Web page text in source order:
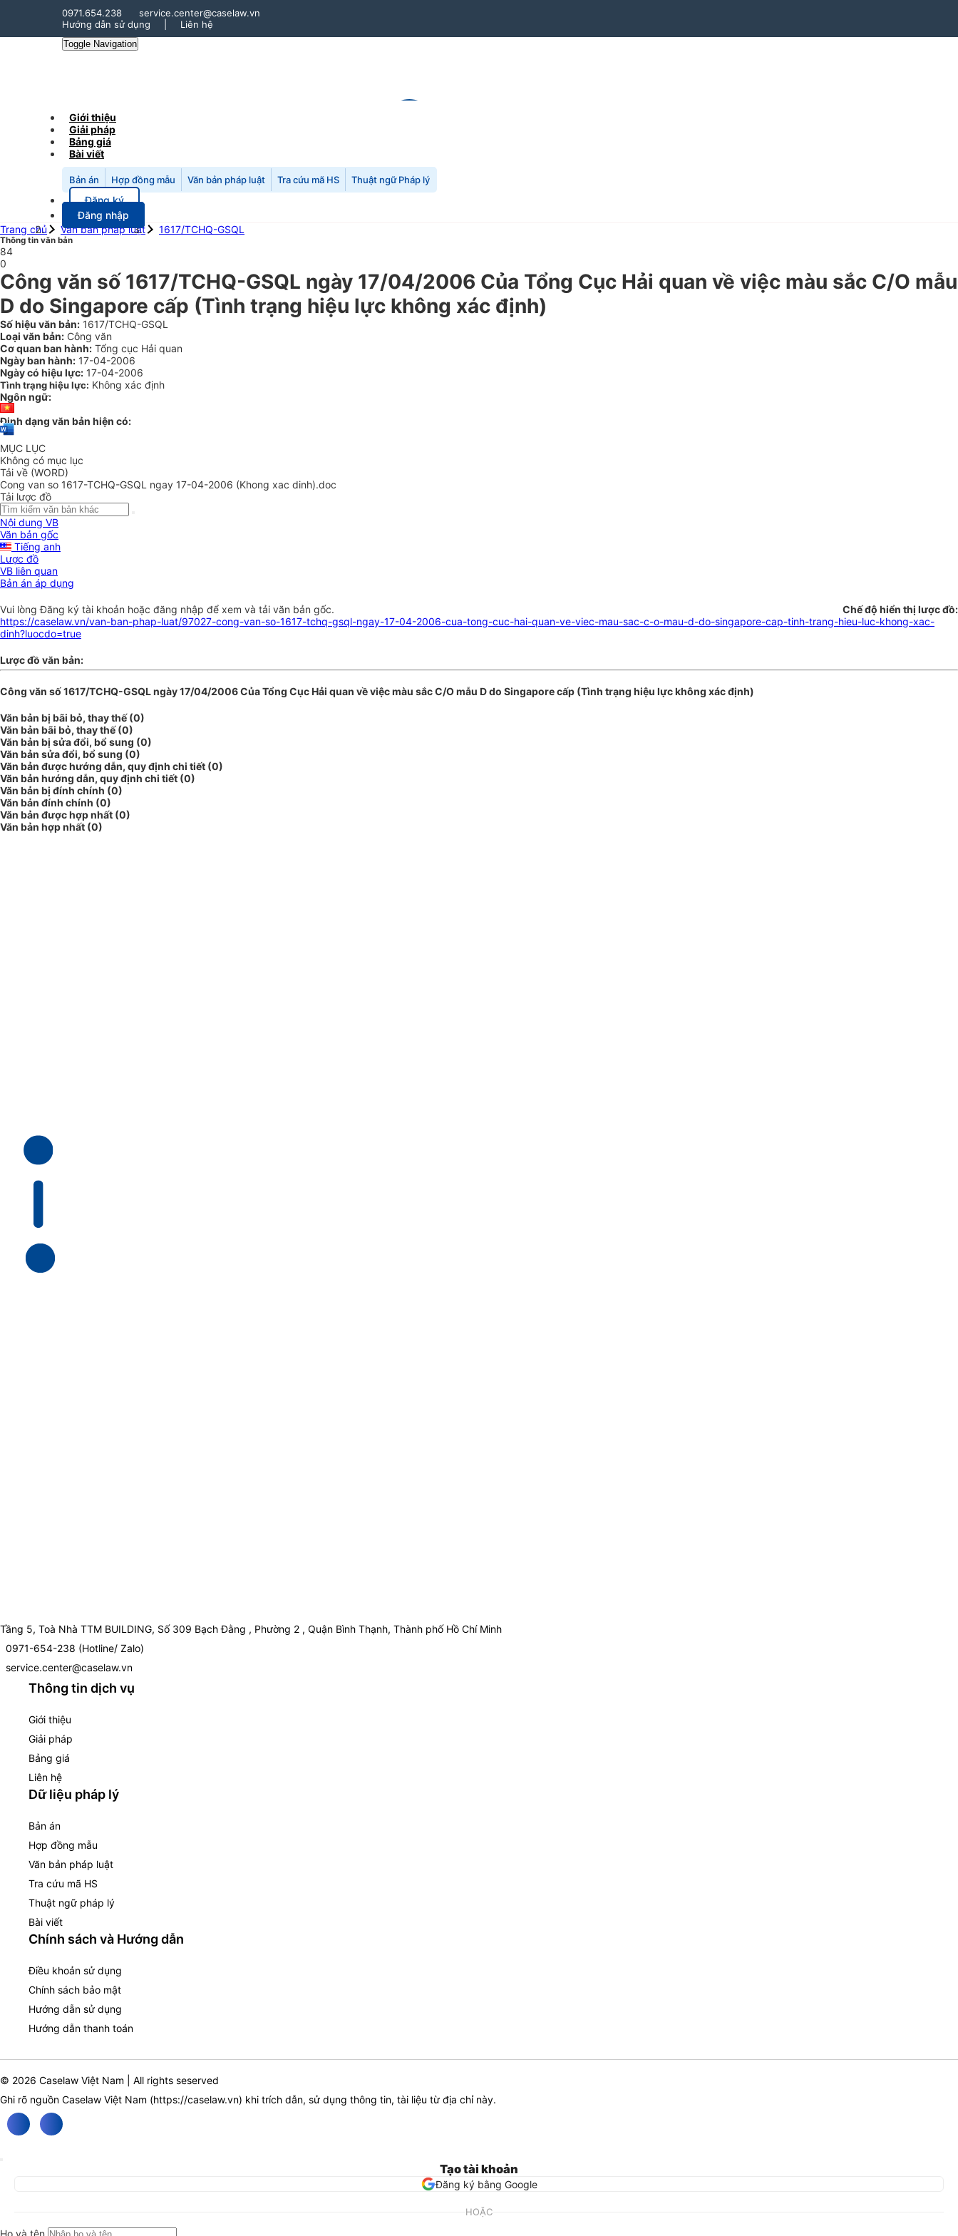
0971.654.238
service.center@caselaw.vn
Hướng dẫn sử dụng
Liên hệ
Toggle Navigation
Giới thiệu
Giải pháp
Bảng giá
Bài viết
Bản án Hợp đồng mẫu Văn bản pháp luật Tra cứu mã HS Thuật ngữ Pháp lý
Đăng ký
Đăng nhập
Trang chủ
Văn bản pháp luật 1617/TCHQ-GSQL
Thông tin văn bản
84
0
Công văn số 1617/TCHQ-GSQL ngày 17/04/2006 Của Tổng Cục Hải quan về việc màu sắc C/O mẫu
D do Singapore cấp (Tình trạng hiệu lực không xác định)
Số hiệu văn bản: 1617/TCHQ-GSQL
Loại văn bản: Công văn
Cơ quan ban hành: Tổng cục Hải quan
Ngày ban hành: 17-04-2006
Ngày có hiệu lực: 17-04-2006
Tình trạng hiệu lực: Không xác định
Ngôn ngữ:
Định dạng văn bản hiện có:
MỤC LỤC
Không có mục lục
Tải về (WORD)
Cong van so 1617-TCHQ-GSQL ngay 17-04-2006 (Khong xac dinh).doc
Tải lược đồ
Nội dung VB
Văn bản gốc
Tiếng anh
Lược đồ
VB liên quan
Bản án áp dụng
Chế độ hiển thị lược đồ:
Vui lòngĐăng ký tài khoản hoặc đăng nhập để xem và tải văn bản gốc.
https://caselaw.vn/van-ban-phap-luat/97027-cong-van-so-1617-tchq-gsql-ngay-17-04-2006-cua-tong-cuc-hai-quan-ve-viec-mau-sac-c-o-mau-d-do-singapore-cap-tinh-trang-hieu-luc-khong-xac-
dinh?luocdo=true
Lược đồ văn bản:
Công văn số 1617/TCHQ-GSQL ngày 17/04/2006 Của Tổng Cục Hải quan về việc màu sắc C/O mẫu D do Singapore cấp (Tình trạng hiệu lực không xác định)
Văn bản bị bãi bỏ, thay thế (0)
Văn bản bãi bỏ, thay thế (0)
Văn bản bị sửa đổi, bổ sung (0)
Văn bản sửa đổi, bổ sung (0)
Văn bản được hướng dẫn, quy định chi tiết (0)
Văn bản hướng dẫn, quy định chi tiết (0)
Văn bản bị đính chính (0)
Văn bản đính chính (0)
Văn bản được hợp nhất (0)
Văn bản hợp nhất (0)
Tầng 5, Toà Nhà TTM BUILDING, Số 309 Bạch Đằng , Phường 2 , Quận Bình Thạnh, Thành phố Hồ Chí Minh
0971-654-238 (Hotline/ Zalo)
service.center@caselaw.vn
Thông tin dịch vụ
Giới thiệu
Giải pháp
Bảng giá
Liên hệ
Dữ liệu pháp lý
Bản án
Hợp đồng mẫu
Văn bản pháp luật
Tra cứu mã HS
Thuật ngữ pháp lý
Bài viết
Chính sách và Hướng dẫn
Điều khoản sử dụng
Chính sách bảo mật
Hướng dẫn sử dụng
Hướng dẫn thanh toán
© 2026 Caselaw Việt Nam | All rights seserved
Ghi rõ nguồn Caselaw Việt Nam (https://caselaw.vn) khi trích dẫn, sử dụng thông tin, tài liệu từ địa chỉ này.
Tạo tài khoản
Đăng ký bằng Google
HOẶC
Họ và tên